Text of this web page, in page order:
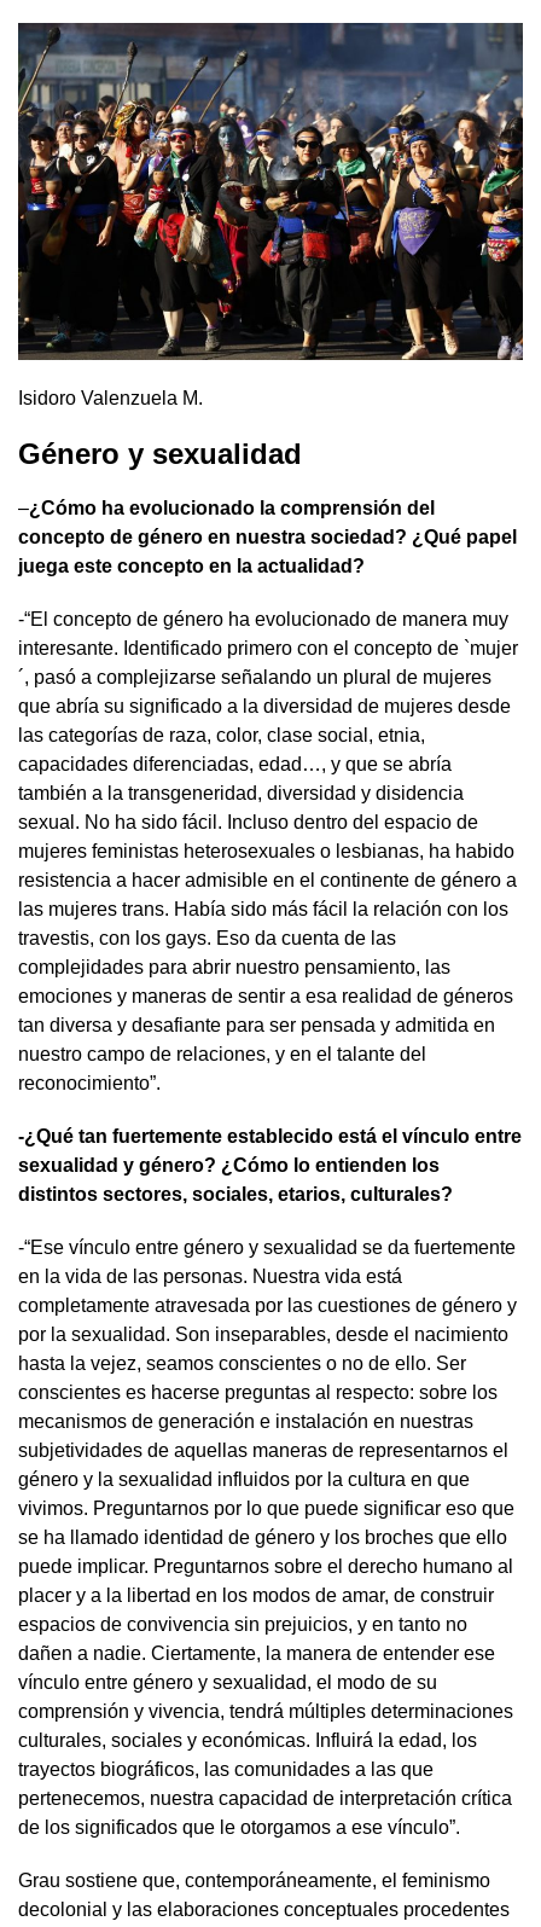
Isidoro Valenzuela M.
Género y sexualidad
–¿Cómo ha evolucionado la comprensión del
concepto de género en nuestra sociedad? ¿Qué papel
juega este concepto en la actualidad?
-“El concepto de género ha evolucionado de manera muy
interesante. Identificado primero con el concepto de `mujer
´, pasó a complejizarse señalando un plural de mujeres
que abría su significado a la diversidad de mujeres desde
las categorías de raza, color, clase social, etnia,
capacidades diferenciadas, edad…, y que se abría
también a la transgeneridad, diversidad y disidencia
sexual. No ha sido fácil. Incluso dentro del espacio de
mujeres feministas heterosexuales o lesbianas, ha habido
resistencia a hacer admisible en el continente de género a
las mujeres trans. Había sido más fácil la relación con los
travestis, con los gays. Eso da cuenta de las
complejidades para abrir nuestro pensamiento, las
emociones y maneras de sentir a esa realidad de géneros
tan diversa y desafiante para ser pensada y admitida en
nuestro campo de relaciones, y en el talante del
reconocimiento”.
-¿Qué tan fuertemente establecido está el vínculo entre
sexualidad y género? ¿Cómo lo entienden los
distintos sectores, sociales, etarios, culturales?
-“Ese vínculo entre género y sexualidad se da fuertemente
en la vida de las personas. Nuestra vida está
completamente atravesada por las cuestiones de género y
por la sexualidad. Son inseparables, desde el nacimiento
hasta la vejez, seamos conscientes o no de ello. Ser
conscientes es hacerse preguntas al respecto: sobre los
mecanismos de generación e instalación en nuestras
subjetividades de aquellas maneras de representarnos el
género y la sexualidad influidos por la cultura en que
vivimos. Preguntarnos por lo que puede significar eso que
se ha llamado identidad de género y los broches que ello
puede implicar. Preguntarnos sobre el derecho humano al
placer y a la libertad en los modos de amar, de construir
espacios de convivencia sin prejuicios, y en tanto no
dañen a nadie. Ciertamente, la manera de entender ese
vínculo entre género y sexualidad, el modo de su
comprensión y vivencia, tendrá múltiples determinaciones
culturales, sociales y económicas. Influirá la edad, los
trayectos biográficos, las comunidades a las que
pertenecemos, nuestra capacidad de interpretación crítica
de los significados que le otorgamos a ese vínculo”.
Grau sostiene que, contemporáneamente, el feminismo
decolonial y las elaboraciones conceptuales procedentes